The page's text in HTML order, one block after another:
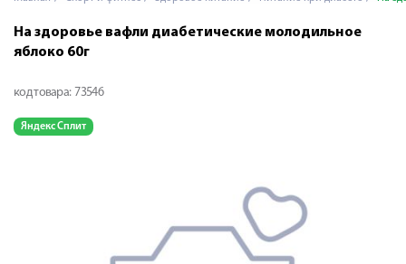
На здоровье вафли диабетические молодильное
яблоко 60г
код товара: 73546
Яндекс Сплит